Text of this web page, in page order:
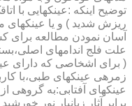
توضیح اینکه :عینکهایی
ریزش شدید ) و یا عینکهای
آسان نمودن مطالعه برای
علت فلج اندامهای
( برای اشخاصی که دارای
زمره­ی عینکهای طبی،با
عینکهای آفتابی:به گروهی
برابر آثار زیانبار نور